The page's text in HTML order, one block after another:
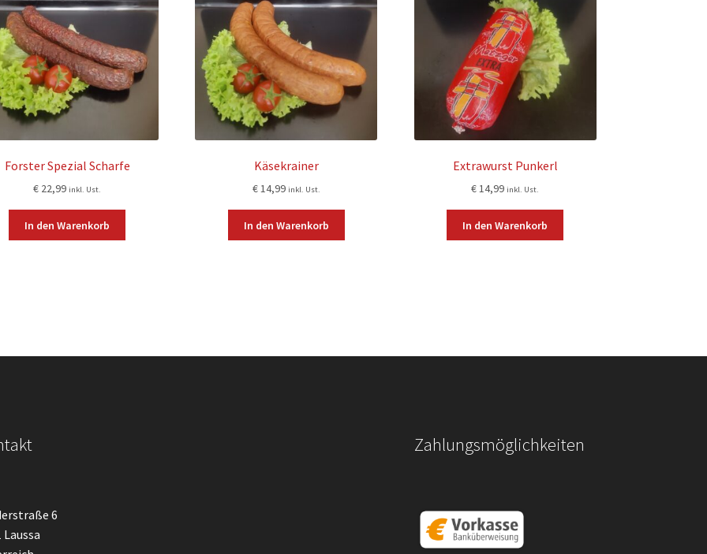
Forster Spezial Scharfe
€ 22,99 inkl. Ust.
In den Warenkorb
Käsekrainer
€14,99 inkl. Ust.
In den Warenkorb
Extrawurst Punkerl
€14,99 inkl. Ust.
In den Warenkorb
6
Laussa
Zahlungsmöglichkeiten